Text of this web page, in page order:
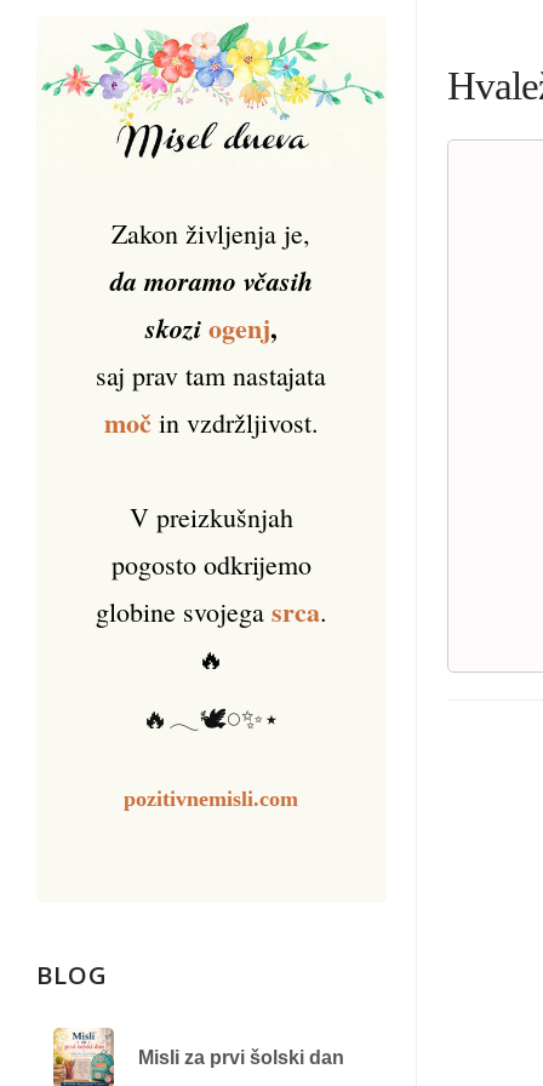
Zakon življenja je,
da moramo včasih
skozi ogenj,
saj prav tam nastajata
močin vzdržljivost.
V preizkušnjah
pogosto odkrijemo
globine svojega srca.
🔥
🔥𓂃🕊️𓏸✨⋆
pozitivnemisli.com
BLOG
Misli za prvi šolski dan